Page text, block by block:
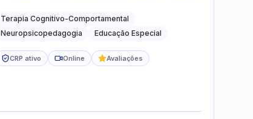
acompanhamento do
neurodesenvolvimento.
Terapia Cognitivo-Comportamental
Neuropsicopedagogia
Educação Especial
CRP ativo Online Avaliações